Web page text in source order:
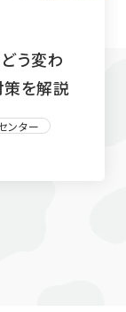
う変わ
策を解説
ンター